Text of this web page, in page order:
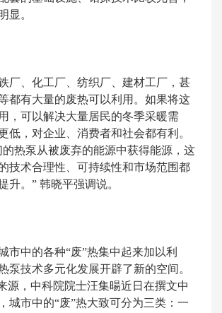
显。
厂、化工厂、纺织厂、建材工厂，甚
都有大量的废热可以利用。如果将这
，可以解决大量居民的冬季采暖需
低，对企业、消费者和社会都有利。
的热泵从被废弃的能源中获得能源，这
技术合理性、可持续性和市场范围都
升。” 韩晓平强调说。
市中的各种“废”热集中起来加以利
泵技术多元化发展开辟了新的空间。
源，中科院院士汪集暘近日在撰文中
城市中的“废”热大致可分为三类：一